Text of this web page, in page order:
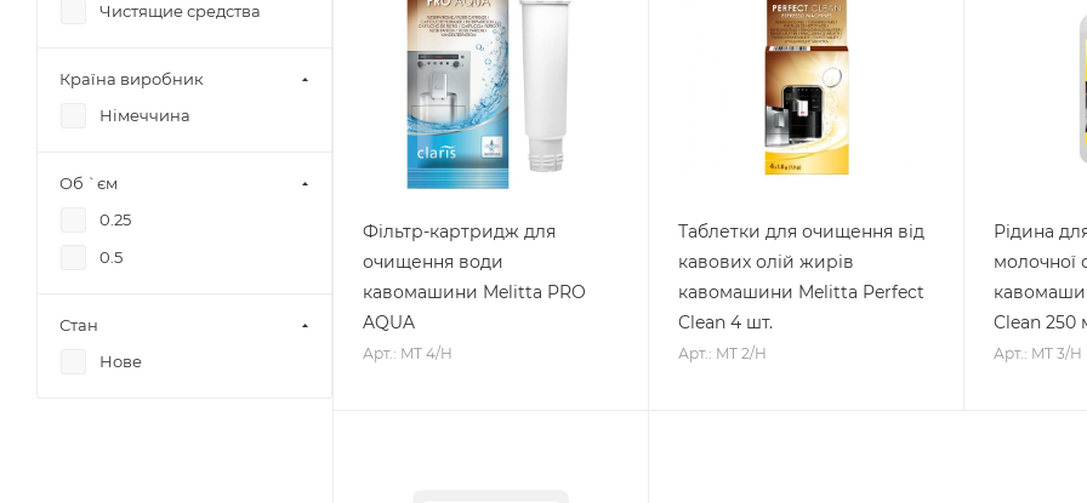
Фільтр-картридж для
очищення води
кавомашини Melitta PRO
AQUA
Арт.: MT 4/H
Таблетки для очищення від
кавових олій жирів
кавомашини Melitta Perfect
Clean 4 шт.
Арт.: MT 2/H
Рідина
молочної
Clean 250
Арт.: MT 3/H
Чистящие средства
Країна виробник
Німеччина
Об `єм
0.25
0.5
Стан
Нове